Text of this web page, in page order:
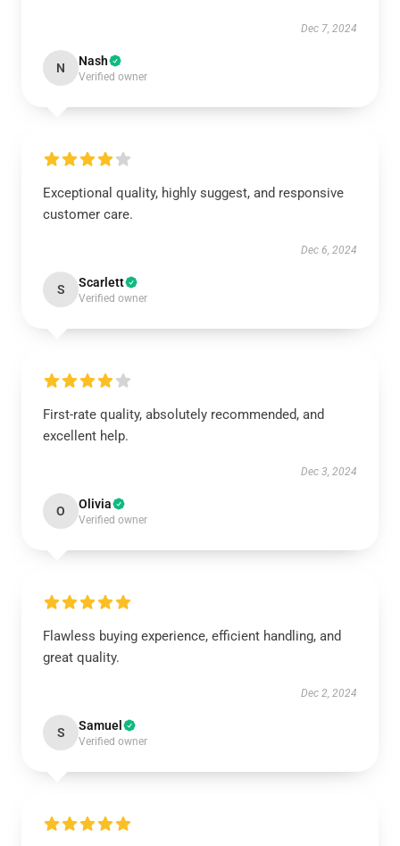
Dec 7, 2024
N Nash
Verified owner
Exceptional quality, highly suggest, and responsive
customer care.
Dec 6, 2024
S Scarlett
Verified owner
First-rate quality, absolutely recommended, and
excellent help.
Dec 3, 2024
O Olivia
Verified owner
Flawless buying experience, efficient handling, and
great quality.
Dec 2, 2024
S Samuel
Verified owner